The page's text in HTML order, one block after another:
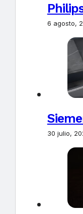
6 agosto,
30 julio,